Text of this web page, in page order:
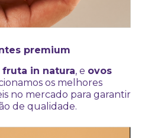
premium
in natura, e ovos
os melhores
no mercado para garantir
de qualidade.